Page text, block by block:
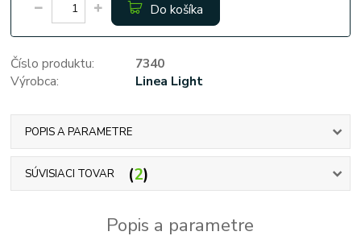
Do košíka
Číslo produktu:
7340
Výrobca:
Linea Light
POPIS A PARAMETRE
SÚVISIACI TOVAR 2
Popis a parametre